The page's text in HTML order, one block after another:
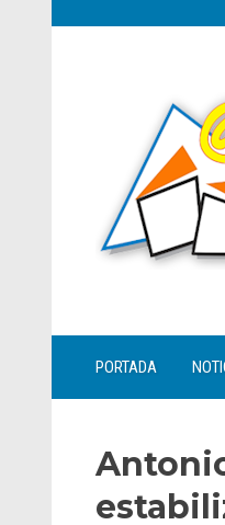
PORTADA